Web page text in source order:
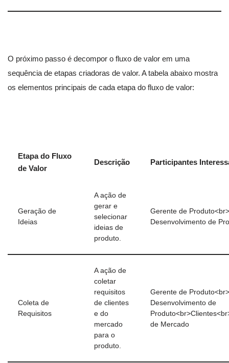
O próximo passo é decompor o fluxo de valor em uma
sequência de etapas criadoras de valor. A tabela abaixo mostra
os elementos principais de cada etapa do fluxo de valor:
Etapa do Fluxo
de Valor
Descrição Participantes
Geração de
Ideias
A ação de
gerar e
selecionar
ideias de
produto.
Gerente de
Desenvolvimento de
Coleta de
Requisitos
A ação de
coletar
requisitos
de clientes
e do
mercado
para o
produto.
Gerente de
Desenvolvimento de
de Mercado